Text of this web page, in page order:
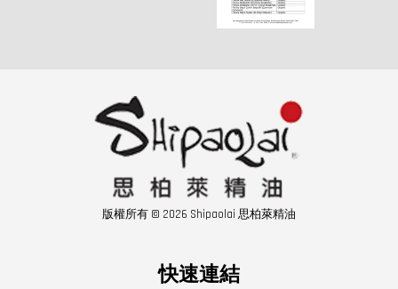
版權所有 © 2026 Shipaolai 思柏萊精油
快速連結